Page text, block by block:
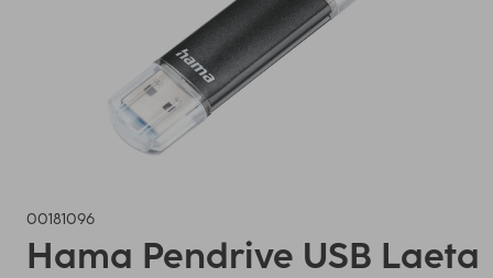
00181096
Hama Pendrive USB Laeta